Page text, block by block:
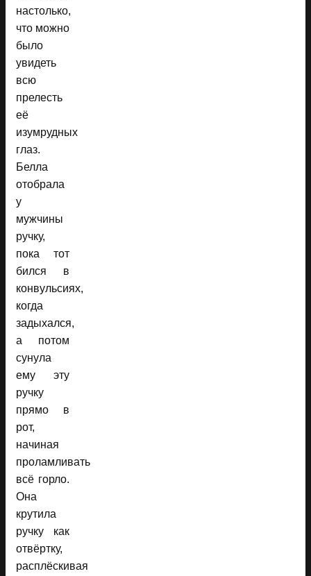
настолько,
что можно
было
увидеть
всю
прелесть
её
изумрудных
глаз.
Белла
отобрала
у
мужчины
ручку,
пока тот
бился в
конвульсиях,
когда
задыхался,
а потом
сунула
ему эту
ручку
прямо в
рот,
начиная
проламливать
всё горло.
Она
крутила
ручку как
отвёртку,
расплёскивая